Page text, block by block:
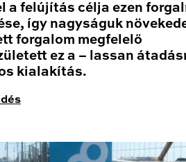
a felújítás célja ezen
így nagyságuk
forgalom megfelelő
ez a – lassan
kialakítás.